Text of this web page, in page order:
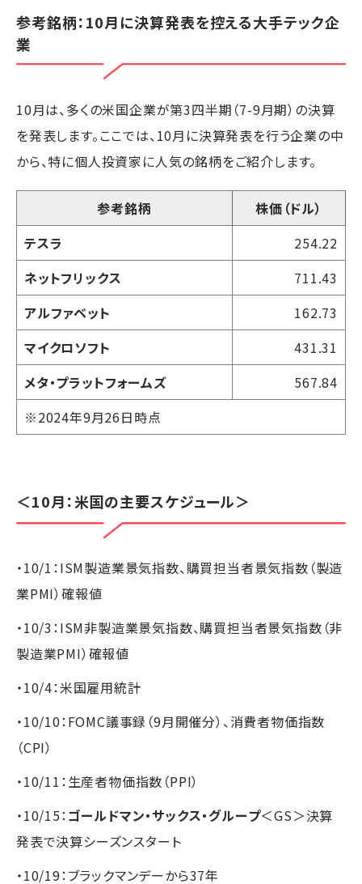
参考銘柄：10月に決算発表を控える大手テック企
業
10月は、多くの米国企業が第3四半期（7-9月期）の決算
を発表します。ここでは、10月に決算発表を行う企業の中
から、特に個人投資家に人気の銘柄をご紹介します。
参考銘柄
株価（ドル）
テスラ
254.22
ネットフリックス
711.43
アルファベット
162.73
マイクロソフト
431.31
メタ・プラットフォームズ
567.84
※2024年9月26日時点
＜10月：米国の主要スケジュール＞
・10/1：ISM製造業景気指数、購買担当者景気指数（製造
業PMI）確報値
・10/3：ISM非製造業景気指数、購買担当者景気指数（非
製造業PMI）確報値
・10/4：米国雇用統計
・10/10：FOMC議事録（9月開催分）、消費者物価指数
（CPI）
・10/11：生産者物価指数（PPI）
・10/15：ゴールドマン・サックス・グループ＜GS＞決算
発表で決算シーズンスタート
・10/19：ブラックマンデーから37年